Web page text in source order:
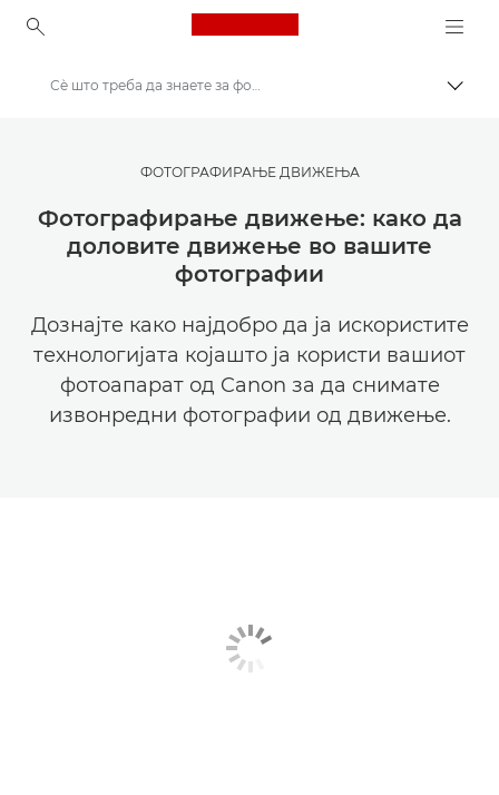
Canon Logo, back to
Get Inspired | Совети за фотографирање и печатење и водичи за купување
Совети и техники за фотографирање и печатење
Сè што треба да знаете за фотографирањето движење.
ФОТОГРАФИРАЊЕ ДВИЖЕЊА
Фотографирање движење: како да
доловите движење во вашите
фотографии
Дознајте како најдобро да ја искористите
технологијата којашто ја користи вашиот
фотоапарат од Canon за да снимате
извонредни фотографии од движење.